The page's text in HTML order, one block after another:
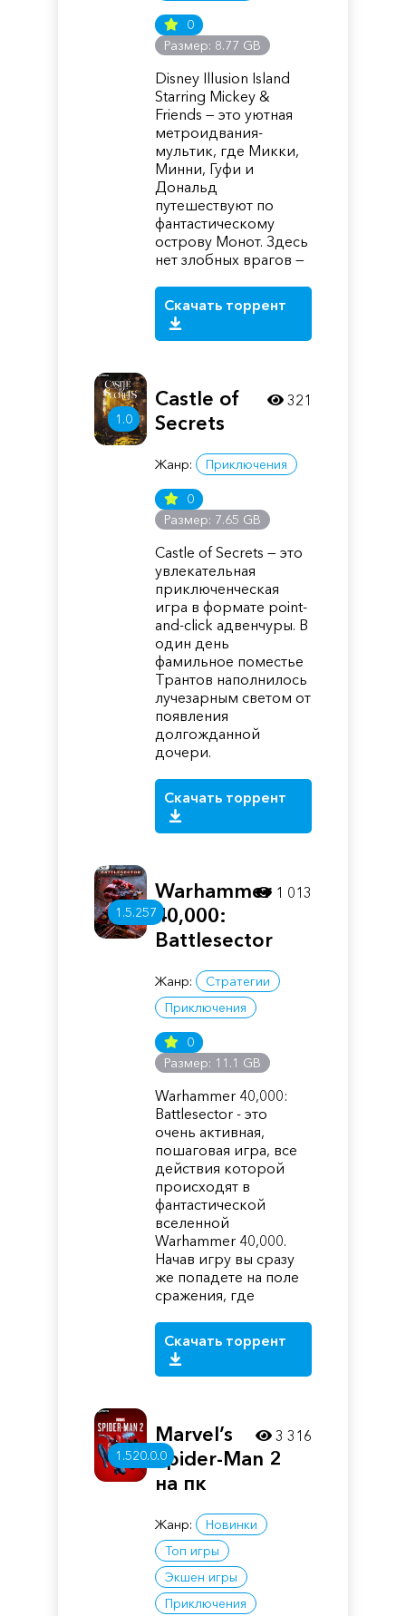
0
Размер: 8.77 GB
Disney Illusion Island
Starring Mickey &
Friends — это уютная
метроидвания-
мультик, где Микки,
Минни, Гуфи и
Дональд
путешествуют по
фантастическому
острову Монот. Здесь
нет злобных врагов —
Скачать торрент
1.0
Castle of
Secrets
Жанр: Приключения
0
Размер: 7.65 GB
Castle of Secrets — это
увлекательная
приключенческая
игра в формате point-
and-click адвенчуры. В
один день
фамильное поместье
Трантов наполнилось
лучезарным светом от
появления
долгожданной
дочери.
Скачать торрент
321
1.5.257
Warhammer
40,000:
Battlesector
Жанр:
Стратегии
Приключения
0
Размер: 11.1 GB
Warhammer 40,000:
Battlesector - это
очень активная,
пошаговая игра, все
действия которой
происходят в
фантастической
вселенной
Warhammer 40,000.
Начав игру вы сразу
же попадете на поле
сражения, где
Скачать торрент
1 013
1.520.0.0
Marvel’s
Spider-Man 2
на пк
Жанр:
Новинки
Топ игры
Экшен игры
Приключения
3 316